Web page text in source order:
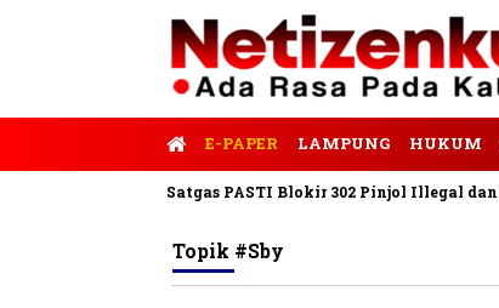
E-PAPER LAMPUNG HUKUM
Satgas PASTI Blokir 302 Pinjol Illegal dan
Topik #sby